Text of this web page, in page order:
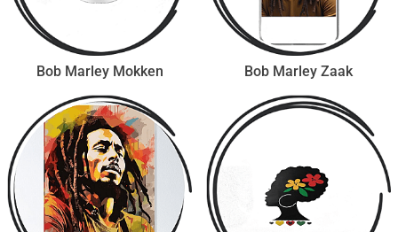
Bob Marley Mokken Bob Marley Zaak